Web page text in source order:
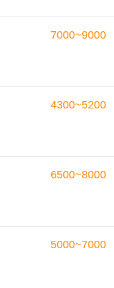
7000~9000
4300~5200
6500~8000
5000~7000